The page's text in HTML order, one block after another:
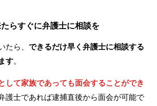
らすぐに弁護士に相談を
たら、 できるだけ早く弁護士に相談する
す。
して家族であっても面会することができ
護士であれば逮捕直後から面会が可能で